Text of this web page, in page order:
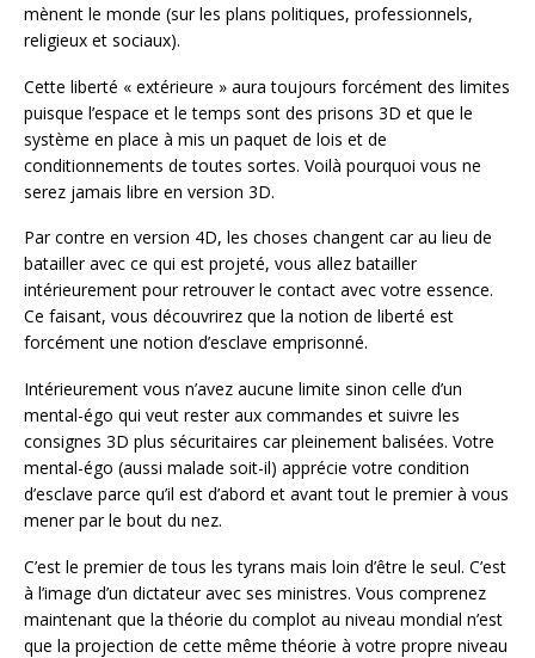
mènent le monde (sur les plans politiques, professionnels,
religieux et sociaux).
Cette liberté « extérieure » aura toujours forcément des limites
puisque l’espace et le temps sont des prisons 3D et que le
système en place à mis un paquet de lois et de
conditionnements de toutes sortes. Voilà pourquoi vous ne
serez jamais libre en version 3D.
Par contre en version 4D, les choses changent car au lieu de
batailler avec ce qui est projeté, vous allez batailler
intérieurement pour retrouver le contact avec votre essence.
Ce faisant, vous découvrirez que la notion de liberté est
forcément une notion d’esclave emprisonné.
Intérieurement vous n’avez aucune limite sinon celle d’un
mental-égo qui veut rester aux commandes et suivre les
consignes 3D plus sécuritaires car pleinement balisées. Votre
mental-égo (aussi malade soit-il) apprécie votre condition
d’esclave parce qu’il est d’abord et avant tout le premier à vous
mener par le bout du nez.
C’est le premier de tous les tyrans mais loin d’être le seul. C’est
à l’image d’un dictateur avec ses ministres. Vous comprenez
maintenant que la théorie du complot au niveau mondial n’est
que la projection de cette même théorie à votre propre niveau